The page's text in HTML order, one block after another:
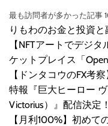
最も訪問者が多かった記事
りもわのお金と投資
【NFTアートでデジ
ケットプレイス「
【ドンタコウのFX考
特報『巨大ヒーロー
Victorius）』配信決定
【月利100%】初めて